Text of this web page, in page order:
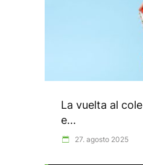
La vuelta al
e...
27. agosto 2025